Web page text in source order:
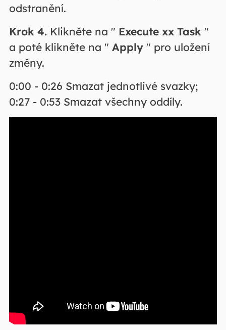
odstranění.
Krok 4.Klikněte na " Execute xx Task "
a poté klikněte na " Apply" pro uložení
změny.
0:00 - 0:26 Smazat jednotlivé svazky;
0:27 - 0:53 Smazat všechny oddíly.